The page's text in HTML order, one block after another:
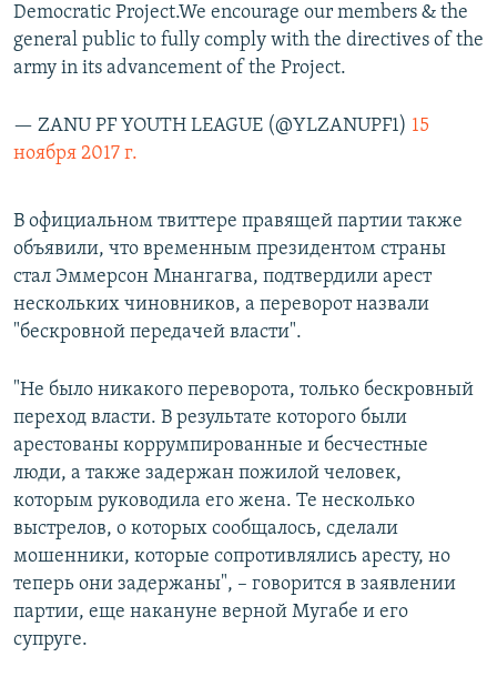
Democratic Project.We encourage our members & the
general public to fully comply with the directives of the
army in its advancement of the Project.
— ZANU PF YOUTH LEAGUE (@YLZANUPF1) 15
ноября 2017 г.
В официальном твиттере правящей партии также
объявили, что временным президентом страны
стал Эммерсон Мнангагва, подтвердили арест
нескольких чиновников, а переворот назвали
"бескровной передачей власти".
"Не было никакого переворота, только бескровный
переход власти. В результате которого были
арестованы коррумпированные и бесчестные
люди, а также задержан пожилой человек,
которым руководила его жена. Те несколько
выстрелов, о которых сообщалось, сделали
мошенники, которые сопротивлялись аресту, но
теперь они задержаны", – говорится в заявлении
партии, еще накануне верной Мугабе и его
супруге.